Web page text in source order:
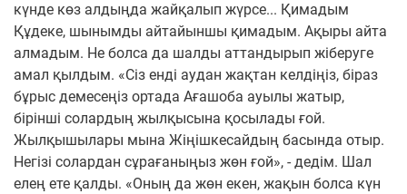
күнде көз алдыңда жайқалып жүрсе... Қимадым
Құдеке, шынымды айтайыншы қимадым. Ақыры айта
алмадым. Не болса да шалды аттандырып жіберуге
амал қылдым. «Сіз енді аудан жақтан келдіңіз, біраз
бұрыс демесеңіз ортада Ағашоба ауылы жатыр,
бірінші солардың жылқысына қосылады ғой.
Жылқышылары мына Жіңішкесайдың басында отыр.
Негізі солардан сұрағаныңыз жөн ғой», - дедім. Шал
елең ете қалды. «Оның да жөн екен, жақын болса күн